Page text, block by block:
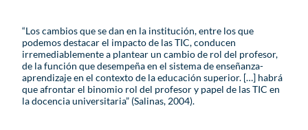
“Los cambios que se dan en la institución, entre los que
podemos destacar el impacto de las TIC, conducen
irremediablemente a plantear un cambio de rol del profesor,
de la función que desempeña en el sistema de enseñanza-
aprendizaje en el contexto de la educación superior. […] habrá
que afrontar el binomio rol del profesor y papel de las TIC en
la docencia universitaria” (Salinas, 2004).